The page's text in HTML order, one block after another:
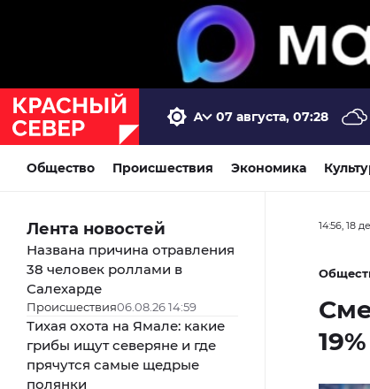
07 августа, 07:28
Общество Происшествия Экономика
Лента новостей
Названа причина отравления
38 человек роллами в
Салехарде
Происшествия06.08.26 14:59
Тихая охота на Ямале: какие
грибы ищут северяне и где
прячутся самые щедрые
полянки
14:56, 18
19%